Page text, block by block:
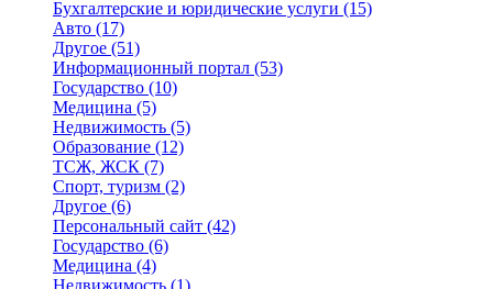
Бухгалтерские и юридические услуги (15)
Авто (17)
Другое (51)
Информационный портал (53)
Государство (10)
Медицина (5)
Недвижимость (5)
Образование (12)
ТСЖ, ЖСК (7)
Спорт, туризм (2)
Другое (6)
Персональный сайт (42)
Государство (6)
Медицина (4)
Недвижимость (1)